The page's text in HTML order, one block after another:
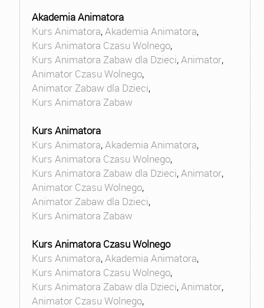
Akademia Animatora
Kurs Animatora,Akademia Animatora,
Kurs Animatora Czasu Wolnego,
Kurs Animatora Zabaw dla Dzieci,Animator,
Animator Czasu Wolnego,
Animator Zabaw dla Dzieci,
Kurs Animatora Zabaw
Kurs Animatora
Kurs Animatora,Akademia Animatora,
Kurs Animatora Czasu Wolnego,
Kurs Animatora Zabaw dla Dzieci,Animator,
Animator Czasu Wolnego,
Animator Zabaw dla Dzieci,
Kurs Animatora Zabaw
Kurs Animatora Czasu Wolnego
Kurs Animatora,Akademia Animatora,
Kurs Animatora Czasu Wolnego,
Kurs Animatora Zabaw dla Dzieci,Animator,
Animator Czasu Wolnego,